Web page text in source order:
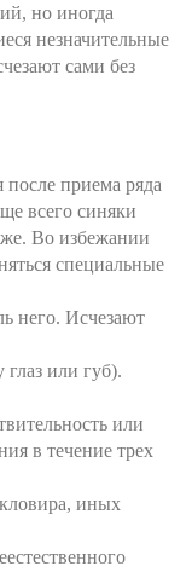
но иногда
незначительные
сами без
приема ряда
всего синяки
Во избежании
специальные
него. Исчезают
или губ).
или
в течение трех
иных